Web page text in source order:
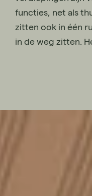
functies, net als
zitten ook in één
in de weg zitten.